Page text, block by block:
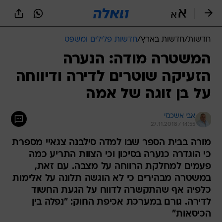
חדשות/חדשות בארץ/חדשות פלילים ומשפט
המשטרה מודה: הנערה
הזעיקה שוטרים לדירה ודיווחה
על בן זוגה של אמה
אבי אשכנזי
27.11.2018 / 14:55
מורה בבית הספר שבו למדה סילבנה צגאיי מספרת
כי הוגדרה כנערה בסיכון וכי הצוות התריע כמה
פעמים למחלקת הרווחה על מצבה. עם זאת,
במשטרה מבהירים כי לא הוגשה תלונה על אלימות
כלפיה אף שהתקשרה לדווח על הגעת החשוד
לדירה. גורם במערכת אכיפת החוק: "נפלה בין
הכיסאות"